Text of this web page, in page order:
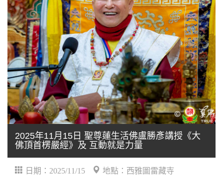
2025年11月15日 聖尊蓮生活佛盧勝彥講授《大
佛頂首楞嚴經》及 互動就是力量
日期：2025/11/15
地點：西雅圖雷藏寺